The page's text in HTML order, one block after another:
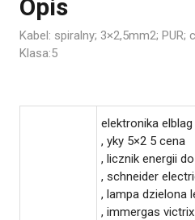
Opis
Kabel: spiralny; 3×2,5mm2; PUR;
Klasa:5
elektronika elblag
, yky 5×2 5 cena
, licznik energii
, schneider
, lampa dzielona
, immergas